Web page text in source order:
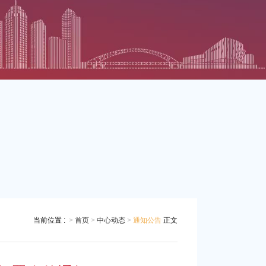
当前位置 : > 首页 > 中心动态 > 通知公告正文